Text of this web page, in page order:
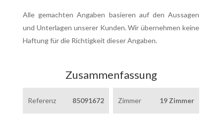
Alle gemachten Angaben basieren auf den Aussagen
und Unterlagen unserer Kunden. Wir übernehmen keine
Haftung für die Richtigkeit dieser Angaben.
Zusammenfassung
Referenz 85091672 Zimmer 19 Zimmer